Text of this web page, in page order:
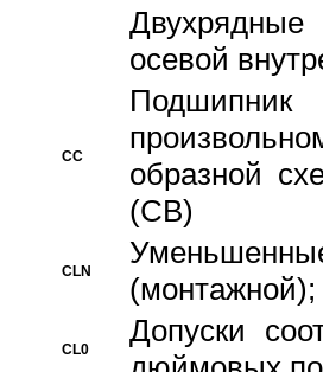
осевой
CC
Подшипник
образной
(CB)
CLN
(монтажной);
CL0
Допуски